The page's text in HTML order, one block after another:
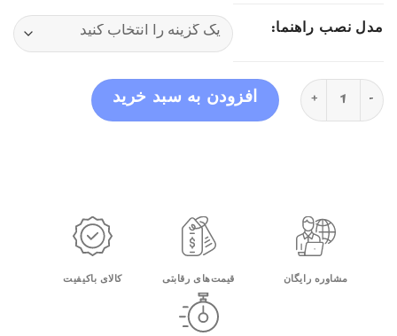
مدل نصب راهنما:
کفشک فولادی دوصفحه 200×250-C0809 عددافزودن به سبد خرید
مشاوره رایگان قیمت‌های رقابتی کالای باکیفیت